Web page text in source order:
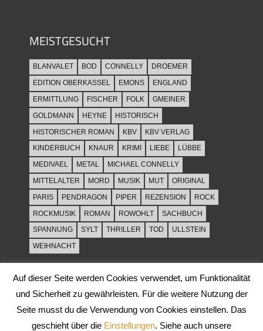
MEISTGESUCHT
BLANVALET BOD CONNELLY
DROEMER
EDITION OBERKASSEL
EMONS
ENGLAND
ERMITTLUNG
FISCHER FOLK
GMEINER
GOLDMANN
HEYNE
HISTORISCH
HISTORISCHER ROMAN
KBV
KBV VERLAG
KINDERBUCH
KNAUR KRIMI LIEBE
LÜBBE
MEDIVAEL
METAL
MICHAEL CONNELLY
MITTELALTER
MORD MUSIK MUT
ORIGINAL
PARIS
PENDRAGON PIPER REZENSION
ROCK
ROCKMUSIK
ROMAN ROWOHLT
SACHBUCH
SPANNUNG
SYLT THRILLER TOD
ULLSTEIN
WEIHNACHT
Auf dieser Seite werden Cookies verwendet, um Funktionalität
und Sicherheit zu gewährleisten. Für die weitere Nutzung der
Seite musst du die Verwendung von Cookies einstellen. Das
geschieht über die Einstellungen. Siehe auch unsere